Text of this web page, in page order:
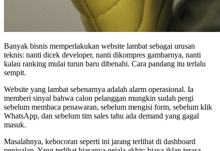
Banyak bisnis memperlakukan website lambat sebagai urusan
teknis: nanti dicek developer, nanti dikompres gambarnya, nanti
kalau ranking mulai turun baru dibenahi. Cara pandang itu terlalu
sempit.
Website yang lambat sebenarnya adalah alarm operasional. Ia
memberi sinyal bahwa calon pelanggan mungkin sudah pergi
sebelum membaca penawaran, sebelum mengisi form, sebelum klik
WhatsApp, dan sebelum tim sales tahu ada demand yang gagal
masuk.
Masalahnya, kebocoran seperti ini jarang terlihat di dashboard